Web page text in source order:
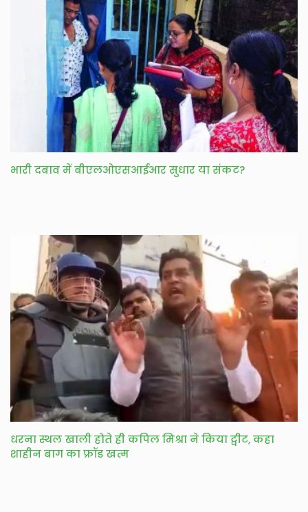
भारी दबाव में बीएलओएसआईआर सुधार या संकट?
धरना स्थल खाली होते ही कपिल मिश्रा ने किया ट्वीट, कहा
शाहीन बाग का फ्रॉड खत्म